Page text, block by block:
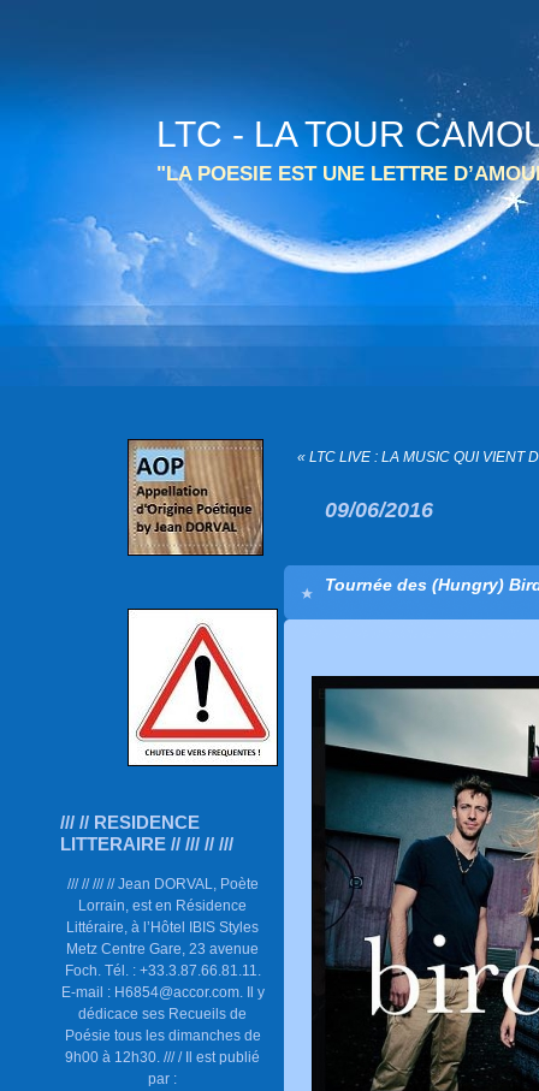
LTC - LA TOUR
"LA POESIE EST UNE LETTRE
/// // RESIDENCE
LITTERAIRE // /// // ///
/// // /// // Jean DORVAL, Poète
Lorrain, est en Résidence
Littéraire, à l’Hôtel IBIS Styles
Metz Centre Gare, 23 avenue
Foch. Tél. : +33.3.87.66.81.11.
E-mail : H6854@accor.com. Il y
dédicace ses Recueils de
Poésie tous les dimanches de
9h00 à 12h30. /// / Il est publié
par :
« LTC LIVE : LA MUSIC QUI VIENT
09/06/2016
Tournée des (Hungry)